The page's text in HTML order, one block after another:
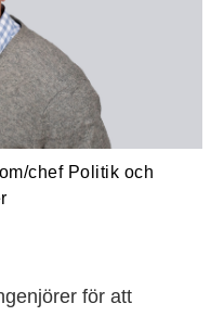
chef Politik och
för att